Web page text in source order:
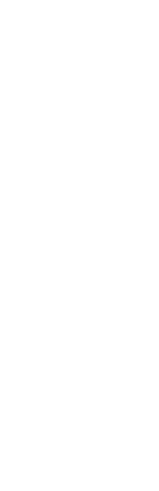
Schnell sein,
Turnbeutel grau
Kindergartenbeutel/
zzgl.
Schnell sein,